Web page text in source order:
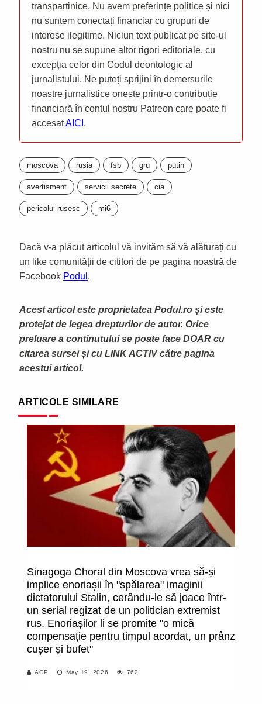
transpartinice. Nu avem preferințe politice și nici
nu suntem conectați financiar cu grupuri de
interese ilegitime. Niciun text publicat pe site-ul
nostru nu se supune altor rigori editoriale, cu
excepția celor din Codul deontologic al
jurnalistului. Ne puteți sprijini în demersurile
noastre jurnalistice oneste printr-o contribuție
financiară în contul nostru Patreon care poate fi
accesatAICI .
moscova rusia fsb gru putin
avertisment servicii secrete cia
pericolul rusesc mi6
Dacă v-a plăcut articolul vă invităm să vă alăturați cu
un like comunității de cititori de pe pagina noastră de
Facebook Podul .
Acest articol este proprietatea Podul.ro și este
protejat de legea drepturilor de autor. Orice
preluare a continutului se poate face DOAR cu
citarea sursei și cu LINK ACTIV către pagina
acestui articol.
ARTICOLE SIMILARE
Sinagoga Choral din Moscova vrea să-și
implice enoriașii în "spălarea" imaginii
dictatorului Stalin, cerându-le să joace într-
un serial regizat de un politician extremist
rus. Enoriașilor li se promite "o mică
compensație pentru timpul acordat, un prânz
cușer și bufet"
ACP May 19, 2026 762